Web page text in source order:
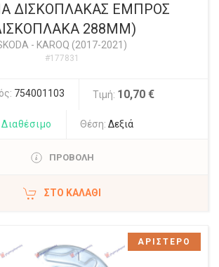
ΔΙΣΚΟΠΛΑΚΑΣ ΕΜΠΡΟΣ
288MM)
- KAROQ (2017-2021)
#177831
754001103 Τιμή: 10,70 €
Διαθέσιμο Θέση: Δεξιά
ΠΡΟΒΟΛΗ
ΣΤΟ ΚΑΛΆΘΙ
ΑΡΙΣΤΕΡΟ